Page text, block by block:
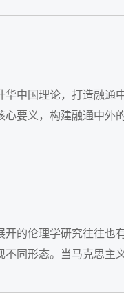
华中国理论，打造融通
心要义，构建融通中外
开的伦理学研究往往也
不同形态。当马克思主